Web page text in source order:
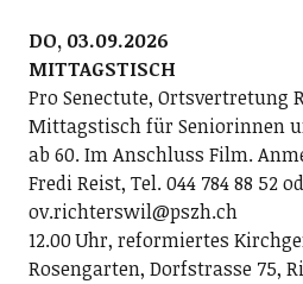
DO, 03.09.2026
MITTAGSTISCH
Pro Senectute, Ortsvertretung
Mittagstisch für Seniorinnen
ab 60. Im Anschluss Film.
Fredi Reist, Tel. 044 784 88 52
ov.richterswil@pszh.ch
12.00 Uhr, reformiertes
Rosengarten, Dorfstrasse 75,